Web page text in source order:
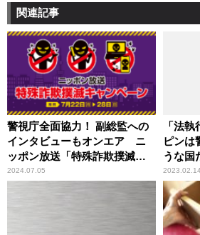
関連記事
警視庁全面協力！ 副総監への
インタビューもオンエア ニ
ッポン放送「特殊詐欺撲滅キ
ャンペーン」
2024.07.05
「法
ピンは
うな
ループ
田慎一
2023.02.14